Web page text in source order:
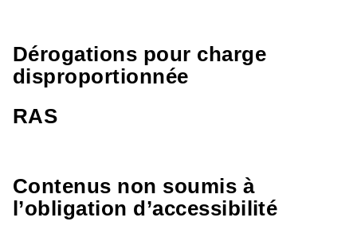
Dérogations pour charge
disproportionnée
RAS
Contenus non soumis à
l’obligation d’accessibilité